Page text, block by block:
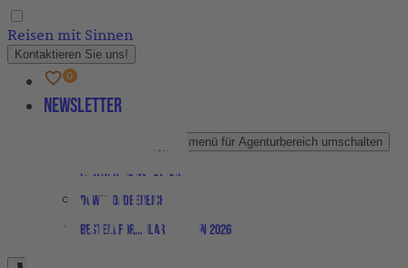
Reisen mit Sinnen
Kontaktieren Sie uns!
Newsletter
Untermenü für Agenturbereich umschalten
Downloadbereich
Bestellformular Magazin 2026